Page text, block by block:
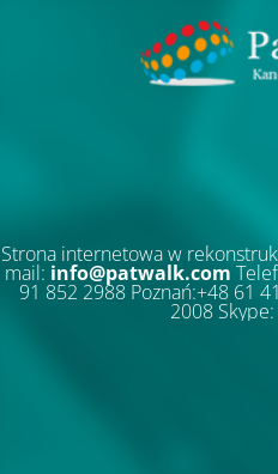
Strona internetowa w
mail: info@patwalk.com
91 852 2988 Poznań:+48 61
2008